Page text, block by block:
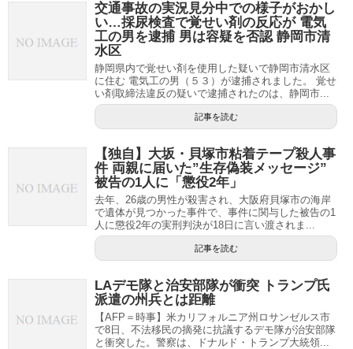
交通事故の実況見分中での様子がおかし
い…採尿検査で覚せい剤の反応が 電気
工の男を逮捕 男は容疑を否認 静岡市清
水区
静岡県内で覚せい剤を使用した疑いで静岡市清水区
に住む 電気工の男（５３）が逮捕されました。 覚せ
い剤取締法違反の疑いで逮捕されたのは、静岡市...
記事を読む
【独自】大坂・貝塚市粘着テープ殺人事
件 両親に届いた”生存偽装メッセージ”
被告の1人に「懲役2年」
去年、26歳の男性が殺害され、大阪府貝塚市の海岸
で遺体が見つかった事件で、事件に関与した被告の1
人に懲役2年の実刑判決が18日に言い渡されま...
記事を読む
LAデモ隊と治安部隊が衝突 トランプ氏
派遣の州兵とは距離
【AFP＝時事】米カリフォルニア州ロサンゼルス市
で8日、不法移民の摘発に抗議するデモ隊が治安部隊
と衝突した。警察は、ドナルド・トランプ大統領...